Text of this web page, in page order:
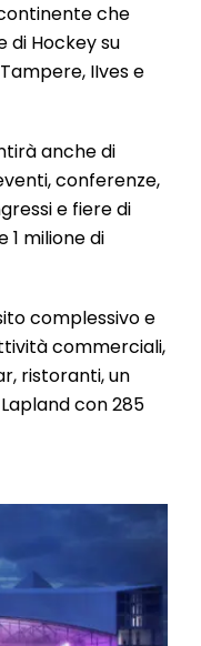
che
di Hockey su
IIves e
anche di
conferenze,
e fiere di
milione di
complessivo e
commerciali,
ristoranti, un
con 285